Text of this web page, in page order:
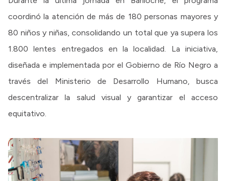
coordinó la atención de más de 180 personas mayores y
80 niños y niñas, consolidando un total que ya supera los
1.800 lentes entregados en la localidad. La iniciativa,
diseñada e implementada por el Gobierno de Río Negro a
través del Ministerio de Desarrollo Humano, busca
descentralizar la salud visual y garantizar el acceso
equitativo.